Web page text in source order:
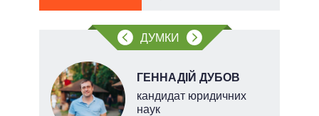
ДУМКИ
ГЕННАДІЙ ДУБОВ
кандидат юридичних
наук